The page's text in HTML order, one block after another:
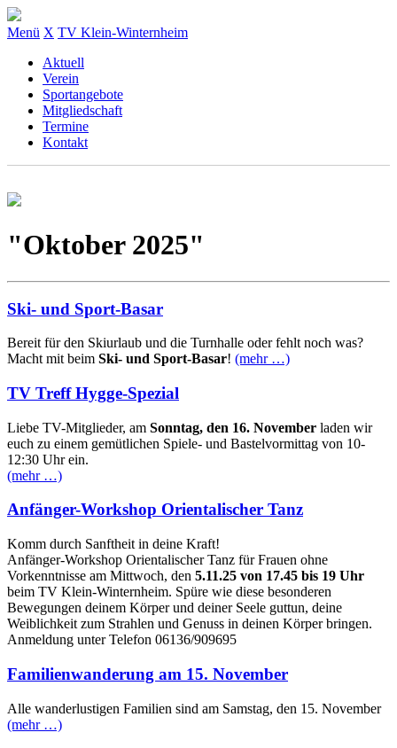
Menü X TV Klein-Winternheim
Aktuell
Verein
Sportangebote
Mitgliedschaft
Termine
Kontakt
"Oktober 2025"
Ski- und Sport-Basar
Bereit für den Skiurlaub und die Turnhalle oder fehlt noch was?
Macht mit beim Ski- und Sport-Basar! (mehr …)
TV Treff Hygge-Spezial
Liebe TV-Mitglieder, am Sonntag, den 16. November laden wir
euch zu einem gemütlichen Spiele- und Bastelvormittag von 10-
12:30 Uhr ein.
(mehr …)
Anfänger-Workshop Orientalischer Tanz
Komm durch Sanftheit in deine Kraft!
Anfänger-Workshop Orientalischer Tanz für Frauen ohne
Vorkenntnisse am Mittwoch, den 5.11.25 von 17.45 bis 19 Uhr
beim TV Klein-Winternheim. Spüre wie diese besonderen
Bewegungen deinem Körper und deiner Seele guttun, deine
Weiblichkeit zum Strahlen und Genuss in deinen Körper bringen.
Anmeldung unter Telefon 06136/909695
Familienwanderung am 15. November
Alle wanderlustigen Familien sind am Samstag, den 15. November
(mehr …)